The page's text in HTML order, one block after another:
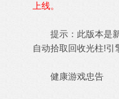
上线。
提示：此版本是新
自动拾取回收光柱!引
健康游戏忠告